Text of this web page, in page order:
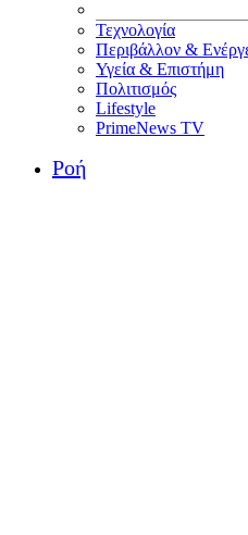
Τεχνολογία
Περιβάλλον &
Υγεία & Επιστήμη
Πολιτισμός
Lifestyle
PrimeNews TV
Ροή